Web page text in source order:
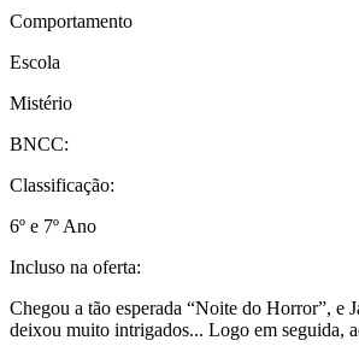
Comportamento
Escola
Mistério
BNCC:
Classificação:
6º e 7º Ano
Incluso na oferta:
Chegou a tão esperada “Noite do Horror”, e
deixou muito intrigados... Logo em seguida,